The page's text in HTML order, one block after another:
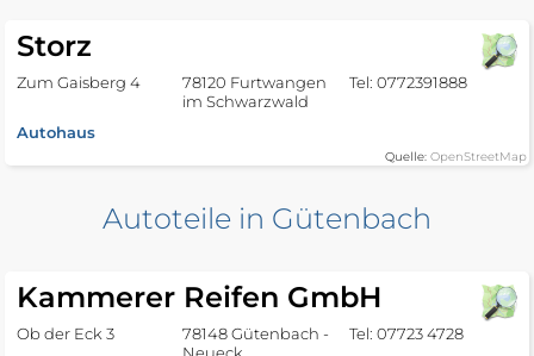
Storz
Zum Gaisberg 4
78120 Furtwangen
im Schwarzwald
Tel: 0772391888
Autohaus
Quelle: OpenStreetMap
Autoteile in Gütenbach
Kammerer Reifen GmbH
Ob der Eck 3
78148 Gütenbach -
Tel: 07723 4728